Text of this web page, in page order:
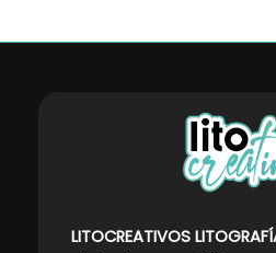
LITOCREATIVOS